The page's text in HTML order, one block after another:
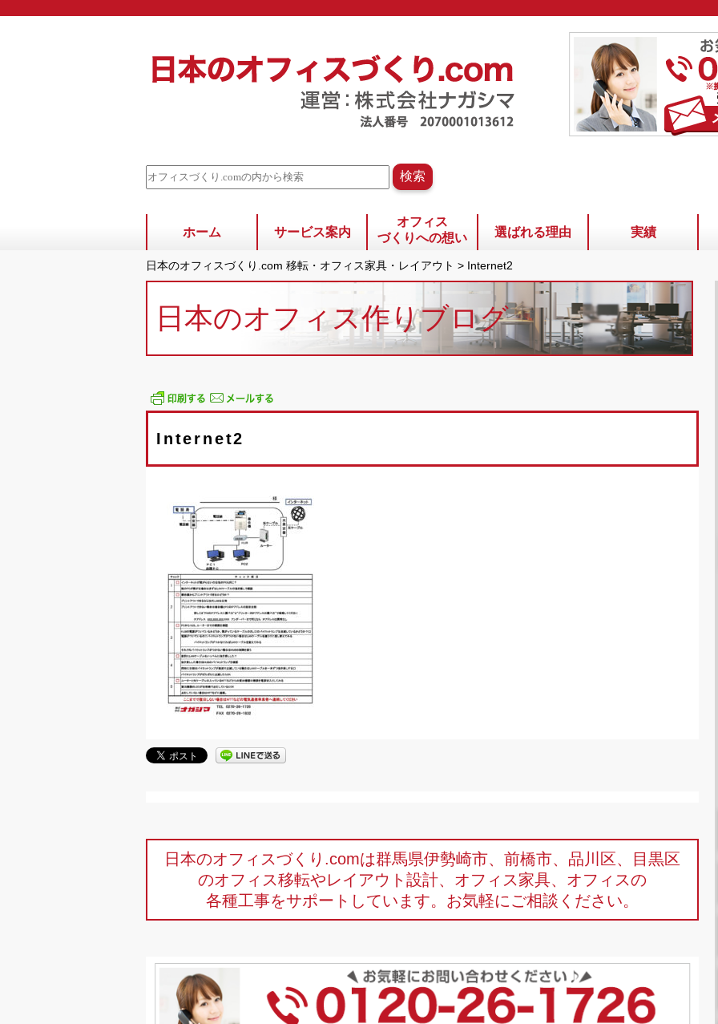
ホーム サービス案内
オフィス
づくりへの想い
選ばれる理由 実績
日本のオフィスづくり.com 移転・オフィス家具・レイアウト > Internet2
日本のオフィス作りブログ
Internet2
日本のオフィスづくり.comは群馬県伊勢崎市、前橋市、品川区、目黒区
のオフィス移転やレイアウト設計、オフィス家具、オフィスの
各種工事をサポートしています。お気軽にご相談ください。